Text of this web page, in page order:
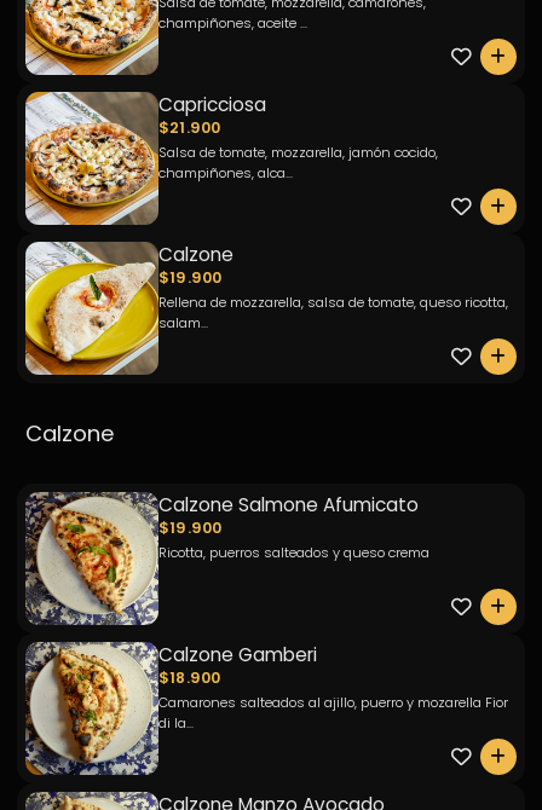
champiñones, aceite ...
0
Capricciosa
$21.900
Salsa de tomate, mozzarella, jamón cocido,
champiñones, alca...
0
Calzone
$19.900
Rellena de mozzarella, salsa de tomate, queso ricotta,
salam...
0
Calzone
Calzone Salmone Afumicato
$19.900
Ricotta, puerros salteados y queso crema
0
Calzone Gamberi
$18.900
Camarones salteados al ajillo, puerro y mozarella Fior
di la...
0
Calzone Manzo Avocado